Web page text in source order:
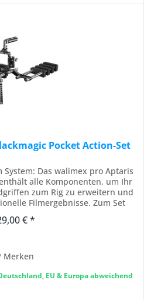
Pocket Action-Set
System: Das walimex pro Aptaris
alle Komponenten, um Ihr
zum Rig zu erweitern und
Filmergebnisse. Zum Set
das Aptaris Rod-, Griff- und
€ *
Merken
EU & Europa abweichend